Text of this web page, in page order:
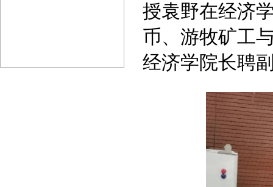
授袁野在经济
币、游牧矿工
经济学院长聘